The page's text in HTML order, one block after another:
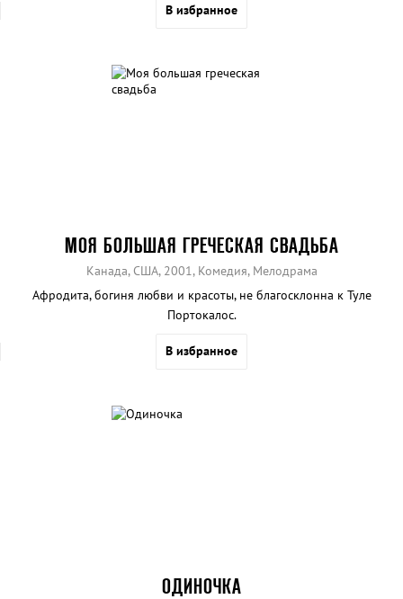
В избранное
МОЯ БОЛЬШАЯ ГРЕЧЕСКАЯ СВАДЬБА
Канада, США, 2001, Комедия, Мелодрама
Афродита, богиня любви и красоты, не благосклонна к Туле
Портокалос.
В избранное
ОДИНОЧКА